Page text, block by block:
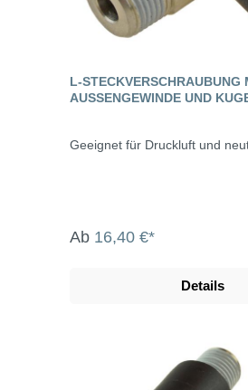
L-STECKVERSCHRAUBUNG
AUSSENGEWINDE UND
Geeignet für Druckluft und
Ab 16,40 €*
Details